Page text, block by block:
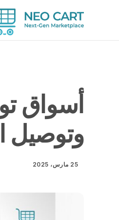
أسواق
وتوصيل
25 مارس، 2025